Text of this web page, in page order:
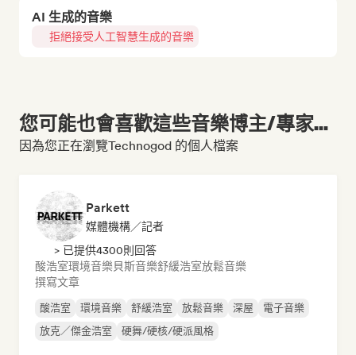
AI 生成的音樂
拒絕接受人工智慧生成的音樂
您可能也會喜歡這些音樂博主/專家...
因為您正在瀏覽Technogod 的個人檔案
Parkett
媒體機構／記者
> 已提供4300則回答
酸浩室環境音樂貝斯音樂舒緩浩室放鬆音樂
撰寫文章
酸浩室 環境音樂 舒緩浩室 放鬆音樂 深屋
電子音樂
放克／傑金浩室
硬舞/硬核/硬派風格